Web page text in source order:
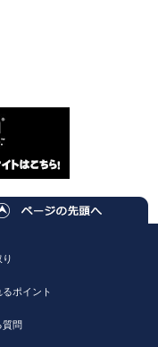
ポイント
質問